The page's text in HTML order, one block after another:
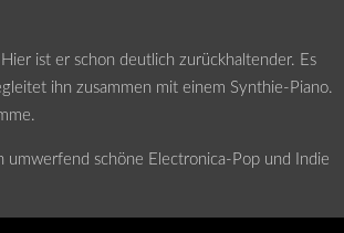
ist er schon deutlich zurückhaltender. Es
ihn zusammen mit einem Synthie-Piano.
umwerfend schöne Electronica-Pop und Indie